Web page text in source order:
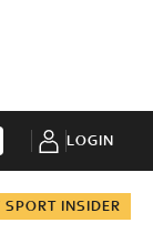
LOGIN
SPORT INSIDER